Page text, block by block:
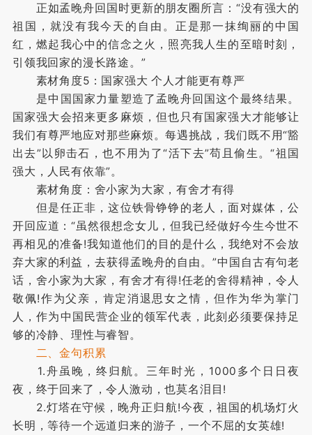
正如孟晚舟回国时更新的朋友圈所言：“没有强大的
祖国，就没有我今天的自由。正是那一抹绚丽的中国
红，燃起我心中的信念之火，照亮我人生的至暗时刻，
引领我回家的漫长路途。”
素材角度5：国家强大 个人才能更有尊严
是中国国家力量塑造了孟晚舟回国这个最终结果。
国家强大会招来更多麻烦，但也只有国家强大才能够让
我们有尊严地应对那些麻烦。每遇挑战，我们既不用“豁
出去”以卵击石，也不用为了“活下去”苟且偷生。“祖国
强大，人民有依靠”。
素材角度：舍小家为大家，有舍才有得
但是任正非，这位铁骨铮铮的老人，面对媒体，公
开回应道：“虽然很想念女儿，但我已经做好今生今世不
再相见的准备!我知道他们的目的是什么，我绝对不会放
弃大家的利益，去获得孟晚舟的自由。”中国自古有句老
话，舍小家为大家，有舍才有得!任老的舍得精神，令人
敬佩!作为父亲，肯定消退思女之情，但作为华为掌门
人，作为中国民营企业的领军代表，此刻必须要保持足
够的冷静、理性与睿智。
二、金句积累
1.舟虽晚，终归航。三年时光，1000多个日日夜
夜，终于回来了，令人激动，也莫名泪目!
2.灯塔在守候，晚舟正归航!今夜，祖国的机场灯火
长明，等待一个远道归来的游子，一个不屈的女英雄!